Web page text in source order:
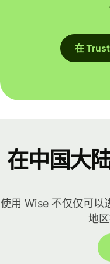
在
在中国大
使用 Wise 不仅仅可以
地